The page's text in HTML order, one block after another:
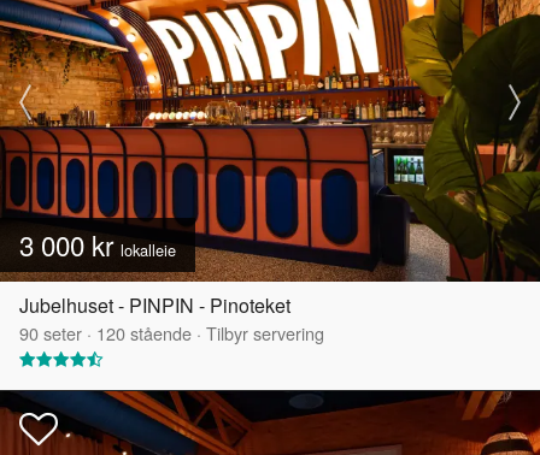
3 000 kr lokalleie
Jubelhuset - PINPIN - Pinoteket
90seter · 120stående · Tilbyr servering